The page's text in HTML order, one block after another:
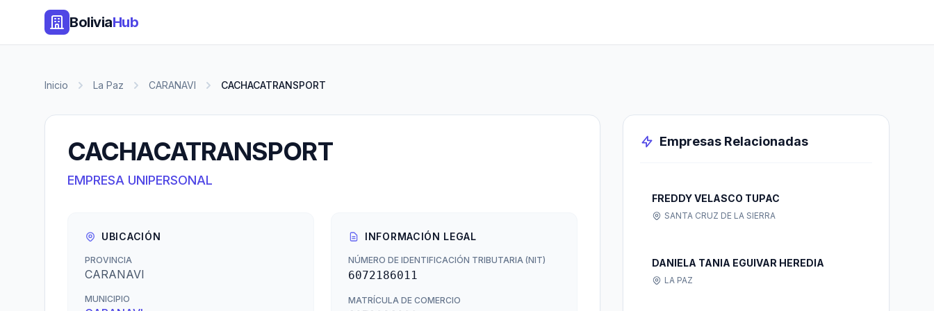
BoliviaHub
Inicio La Paz CARANAVI CACHACATRANSPORT
CACHACATRANSPORT
EMPRESA UNIPERSONAL
UBICACIÓN
PROVINCIA
CARANAVI
MUNICIPIO
INFORMACIÓN LEGAL
NÚMERO DE IDENTIFICACIÓN TRIBUTARIA (NIT)
6072186011
MATRÍCULA DE COMERCIO
Empresas Relacionadas
FREDDY VELASCO TUPAC
SANTA CRUZ DE LA SIERRA
DANIELA TANIA EGUIVAR HEREDIA
LA PAZ